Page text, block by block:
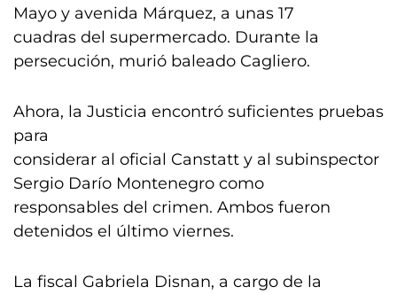
Mayo y avenida Márquez, a unas 17
cuadras del supermercado. Durante la
persecución, murió baleado Cagliero.
Ahora, la Justicia encontró suficientes pruebas
para
considerar al oficial Canstatt y al subinspector
Sergio Darío Montenegro como
responsables del crimen. Ambos fueron
detenidos el último viernes.
La fiscal Gabriela Disnan, a cargo de la